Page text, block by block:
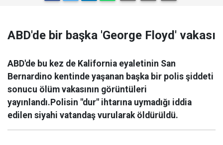
ABD'de bir başka 'George Floyd' vakası
ABD'de bu kez de Kalifornia eyaletinin San
Bernardino kentinde yaşanan başka bir polis şiddeti
sonucu ölüm vakasının görüntüleri
yayınlandı.Polisin "dur" ihtarına uymadığı iddia
edilen siyahi vatandaş vurularak öldürüldü.